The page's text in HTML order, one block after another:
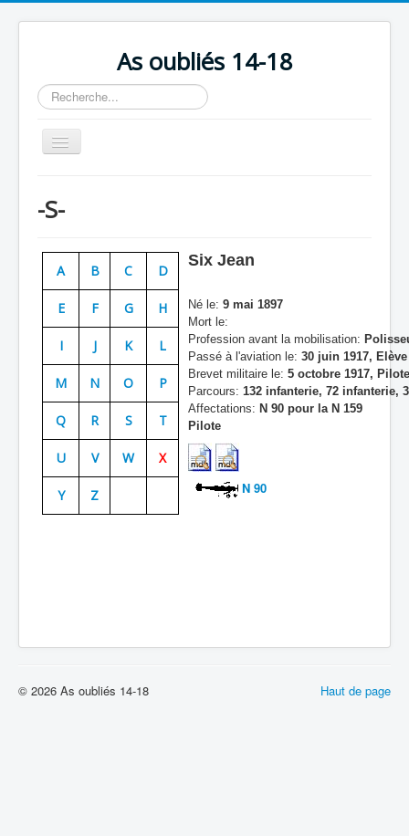
As oubliés 14-18
Rechercher
Basculer
la
Chronologie
Escadrilles
Organisation
Avions
Personnels
Doctrines
Batailles
Les As
Cahiers des As
-S-
A B C D
E F G H
I J K L
M N O P
Q R S T
U V W X
Y Z
Six Jean
Né le: 9 mai 1897
Mort le:
Profession avant la mobilisation:
Passé à l'aviation le: 30 juin 1917,
Brevet militaire le: 5 octobre 1917, Pilote
Parcours: 132 infanterie, 72 infanterie,
Affectations: N 90 pour la N 159
Pilote
N 90
Haut de page
© 2026 As oubliés 14-18